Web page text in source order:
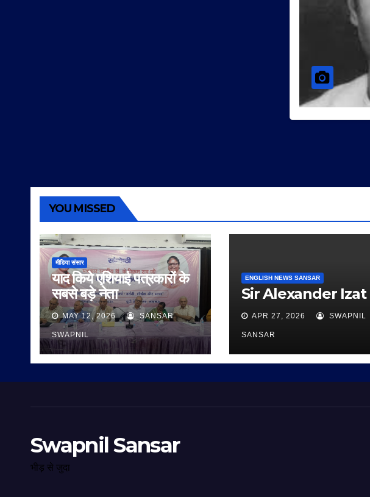
YOU MISSED
मीडिया संसार
याद किये एशियाई पत्रकारों के
सबसे बड़े नेता
MAY 12, 2026 SANSAR
SWAPNIL
ENGLISH NEWS SANSAR
Sir Alexander Izat
APR 27, 2026 SWAPNIL
SANSAR
Swapnil Sansar
भीड़ से जुदा